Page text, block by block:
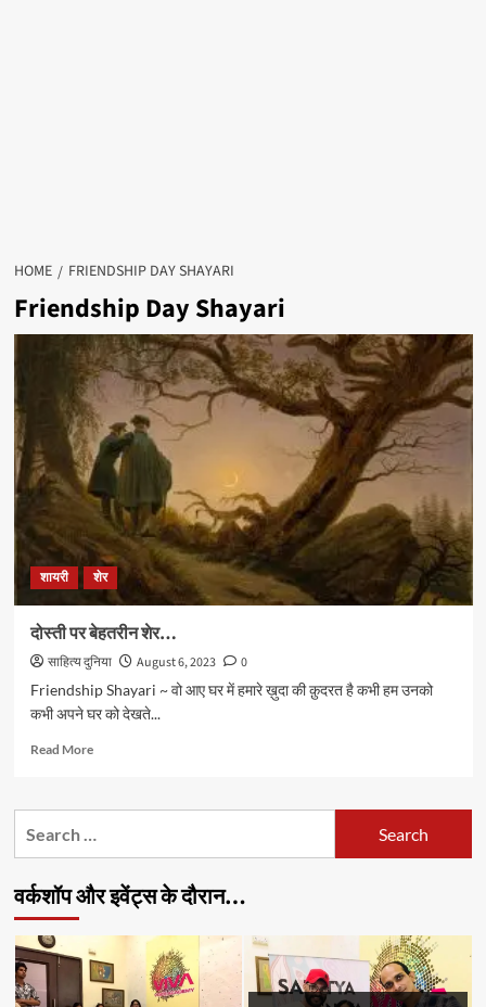
HOME FRIENDSHIP DAY SHAYARI
Friendship Day Shayari
शायरी शेर
दोस्ती पर बेहतरीन शेर…
साहित्य दुनिया August 6, 2023
0
Friendship Shayari ~ वो आए घर में हमारे ख़ुदा की क़ुदरत है कभी हम उनको
कभी अपने घर को देखते...
Read MoreRead
दोस्ती
वर्कशॉप और इवेंट्स के दौरान…